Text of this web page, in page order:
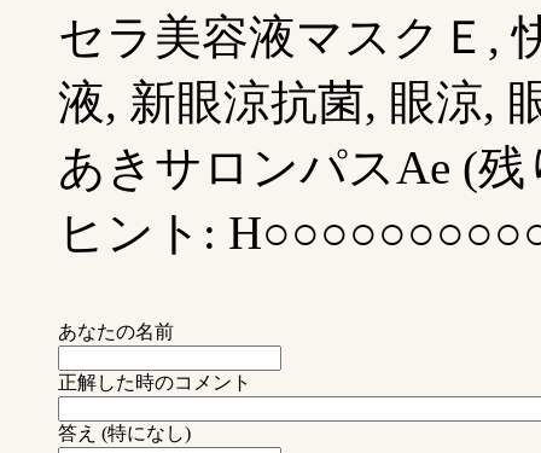
セラ美容液マスクＥ,
液, 新眼涼抗菌, 眼涼,
あきサロンパスAe (残
ヒント:
あなたの名前
正解した時のコメント
答え (特になし)